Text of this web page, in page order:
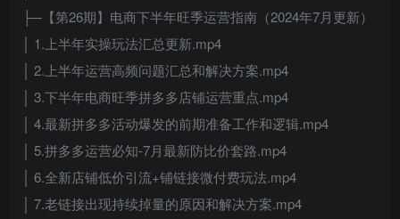
├─【第26期】电商下半年旺季运营指南（2024年7月更新）
│ 1.上半年实操玩法汇总更新.mp4
│ 2.上半年运营高频问题汇总和解决方案.mp4
│ 3.下半年电商旺季拼多多店铺运营重点.mp4
│ 4.最新拼多多活动爆发的前期准备工作和逻辑.mp4
│ 5.拼多多运营必知-7月最新防比价套路.mp4
│ 6.全新店铺低价引流+铺链接微付费玩法.mp4
│ 7.老链接出现持续掉量的原因和解决方案.mp4